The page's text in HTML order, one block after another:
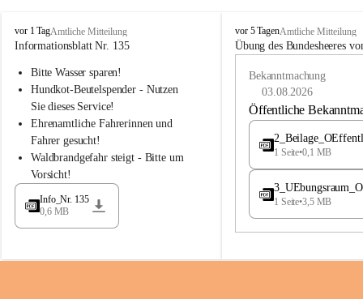
B
u
h
a
d
l
a
vor 1 TagAmtliche Mitteilung
Informationsblatt Nr. 135
Bitte Wasser sparen!
Hundkot-Beutelspender - Nutzen
Sie dieses Service!
Ehrenamtliche Fahrerinnen und
Fahrer gesucht!
Waldbrandgefahr steigt - Bitte um
Vorsicht!
Info_Nr. 135
0,6 MB
B
u
e
a
vor 5 TagenAmtliche Mitteilung
Übung des Bundesheeres
Bekanntmachung
03.08.2026
Öffentliche
1 Seite•0,1 MB
1 Seite•3,5 MB